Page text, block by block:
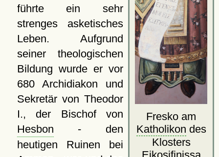
Fresko am
Katholikon des
Klosters
führte ein sehr
strenges asketisches
Leben. Aufgrund
seiner theologischen
Bildung wurde er vor
680 Archidiakon und
Sekretär von Theodor
I., der Bischof von
Hesbon - den
heutigen Ruinen bei